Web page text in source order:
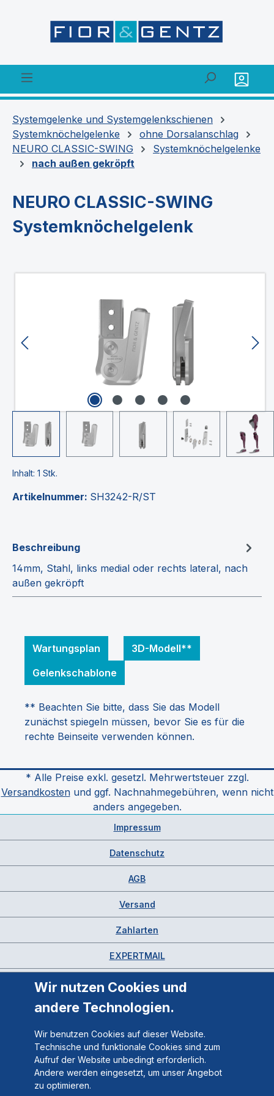
Systemgelenke und Systemgelenkschienen
Systemknöchelgelenke
ohne Dorsalanschlag
NEURO CLASSIC-SWING
Systemknöchelgelenke
nach außen gekröpft
NEURO CLASSIC-SWING
Systemknöchelgelenk
Inhalt: 1 Stk.
Artikelnummer: SH3242-R/ST
Beschreibung
14mm, Stahl, links medial oder rechts lateral, nach
außen gekröpft
Wartungsplan
3D-Modell**
Gelenkschablone
** Beachten Sie bitte, dass Sie das Modell
zunächst spiegeln müssen, bevor Sie es für die
rechte Beinseite verwenden können.
* Alle Preise exkl. gesetzl. Mehrwertsteuer zzgl.
Versandkostenund ggf. Nachnahmegebühren, wenn nicht
anders angegeben.
Impressum
Datenschutz
AGB
Versand
Zahlarten
EXPERTMAIL
Wir nutzen Cookies und
andere Technologien.
Wir benutzen Cookies auf dieser Website.
Technische und funktionale Cookies sind zum
Aufruf der Website unbedingt erforderlich.
Andere werden eingesetzt, um unser Angebot
zu optimieren.